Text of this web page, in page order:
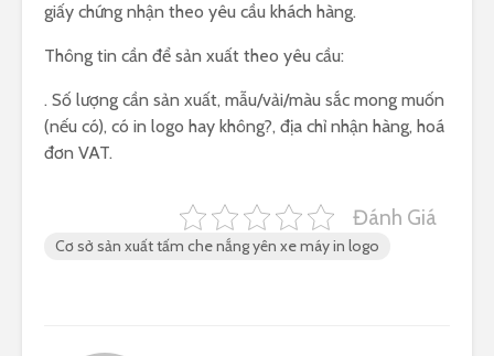
giấy chứng nhận theo yêu cầu khách hàng.
Thông tin cần để sản xuất theo yêu cầu:
. Số lượng cần sản xuất, mẫu/vải/màu sắc mong muốn
(nếu có), có in logo hay không?, địa chỉ nhận hàng, hoá
đơn VAT.
Đánh Giá
Cơ sở sản xuất tấm che nắng yên xe máy in logo